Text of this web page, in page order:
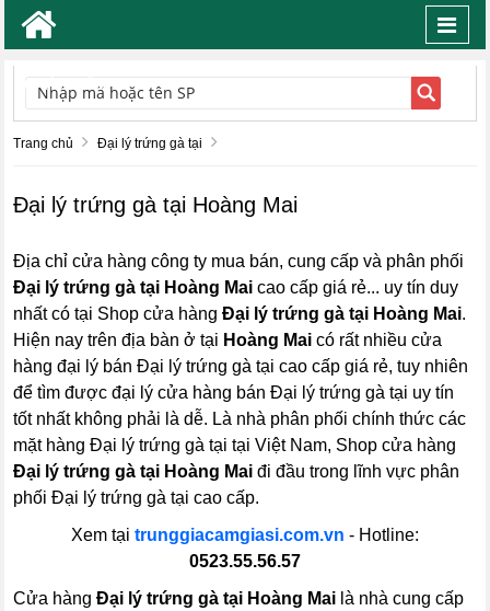
TÌM KIẾM
Trang chủ Đại lý trứng gà tại
Đại lý trứng gà tại Hoàng Mai
Địa chỉ cửa hàng công ty mua bán, cung cấp và phân phối
Đại lý trứng gà tại Hoàng Mai cao cấp giá rẻ... uy tín duy
nhất có tại Shop cửa hàngĐại lý trứng gà tại Hoàng Mai.
Hiện nay trên địa bàn ở tại Hoàng Mai có rất nhiều cửa
hàng đại lý bán Đại lý trứng gà tại cao cấp giá rẻ, tuy nhiên
để tìm được đại lý cửa hàng bán Đại lý trứng gà tại uy tín
tốt nhất không phải là dễ. Là nhà phân phối chính thức các
mặt hàng Đại lý trứng gà tại tại Việt Nam, Shop cửa hàng
Đại lý trứng gà tại Hoàng Mai đi đầu trong lĩnh vực phân
phối Đại lý trứng gà tại cao cấp.
Xem tại trunggiacamgiasi.com.vn - Hotline:
0523.55.56.57
Cửa hàngĐại lý trứng gà tại Hoàng Mai là nhà cung cấp